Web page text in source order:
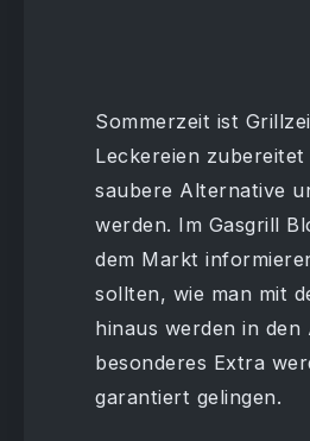
Sommerzeit ist
Leckereien
saubere Alternative
werden. Im Gasgrill
dem Markt
sollten, wie man mit
hinaus werden in
besonderes Extra
garantiert gelingen.